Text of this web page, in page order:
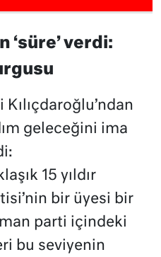
‘süre’ verdi:
geleceğini ima
15 yıldır
bir üyesi bir
parti içindeki
bu seviyenin